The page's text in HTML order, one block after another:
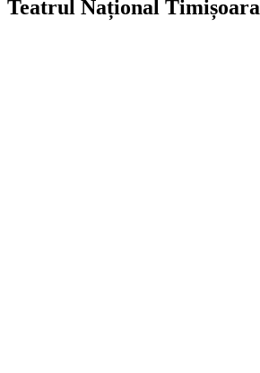
Teatrul Național Timișoara